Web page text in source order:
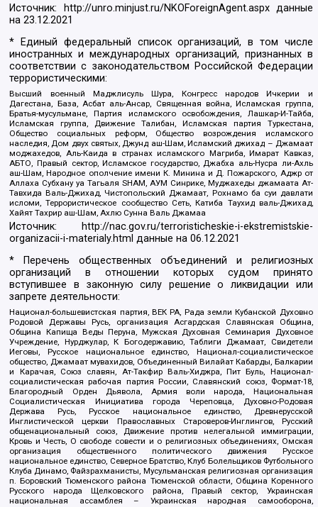
Источник: http://unro.minjust.ru/NKOForeignAgent.aspxданные
на23.12.2021
* Единый федеральный список организаций, в том числе
иностранных и международных организаций, признанных в
соответствии с законодательством Российской Федерации
террористическими:
Высший военный Маджлисуль Шура, Конгресс народов Ичкерии и
Дагестана, База, Асбат аль-Ансар, Священная война, Исламская группа,
Братья-мусульмане, Партия исламского освобождения, Лашкар-И-Тайба,
Исламская группа, Движение Талибан, Исламская партия Туркестана,
Общество социальных реформ, Общество возрождения исламского
наследия, Дом двух святых, Джунд аш-Шам, Исламский джихад – Джамаат
моджахедов, Аль-Каида в странах исламского Магриба, Имарат Кавказ,
АБТО, Правый сектор, Исламское государство, Джабха аль-Нусра ли-Ахль
аш-Шам, Народное ополчение имени К. Минина и Д. Пожарского, Аджр от
Аллаха Субхану уа Тагьаля SHAM, АУМ Синрике, Муджахеды джамаата Ат-
Тавхида Валь-Джихад, Чистопольский Джамаат, Рохнамо ба суи давлати
исломи, Террористическое сообщество Сеть, Катиба Таухид валь-Джихад,
Хайят Тахрир аш-Шам, Ахлю Сунна Валь Джамаа
Источник:
http://nac.gov.ru/terroristicheskie-i-ekstremistskie-
organizacii-i-materialy.html данные на06.12.2021
* Перечень общественных объединений и религиозных
организаций в отношении которых судом принято
вступившее в законную силу решение о ликвидации или
запрете деятельности:
Национал-большевистская партия, ВЕК РА, Рада земли Кубанской Духовно
Родовой Державы Русь, организация Асгардская Славянская Община,
Община Капища Веды Перуна, Мужская Духовная Семинария Духовное
Учреждение, Нурджулар, К Богодержавию, Таблиги Джамаат, Свидетели
Иеговы, Русское национальное единство, Национал-социалистическое
общество, Джамаат мувахидов, Объединенный Вилайат Кабарды, Балкарии
и Карачая, Союз славян, Ат-Такфир Валь-Хиджра, Пит Буль, Национал-
социалистическая рабочая партия России, Славянский союз, Формат-18,
Благородный Орден Дьявола, Армия воли народа, Национальная
Социалистическая Инициатива города Череповца, Духовно-Родовая
Держава Русь, Русское национальное единство, Древнерусской
Инглистической церкви Православных Староверов-Инглингов, Русский
общенациональный союз, Движение против нелегальной иммиграции,
Кровь и Честь, О свободе совести и о религиозных объединениях, Омская
организация общественного политического движения Русское
национальное единство, Северное Братство, Клуб Болельщиков Футбольного
Клуба Динамо, Файзрахманисты, Мусульманская религиозная организация
п. Боровский Тюменского района Тюменской области, Община Коренного
Русского народа Щелковского района, Правый сектор, Украинская
национальная ассамблея – Украинская народная самооборона,